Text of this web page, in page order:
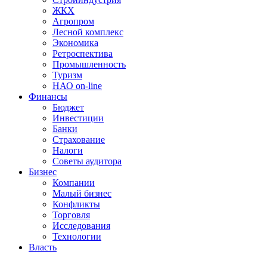
ЖКХ
Агропром
Лесной комплекс
Экономика
Ретроспектива
Промышленность
Туризм
НАО on-line
Финансы
Бюджет
Инвестиции
Банки
Страхование
Налоги
Советы аудитора
Бизнес
Компании
Малый бизнес
Конфликты
Торговля
Исследования
Технологии
Власть